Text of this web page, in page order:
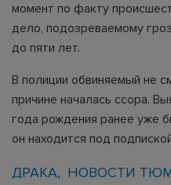
момент по факту
дело, подозреваемому
до пяти лет.
В полиции обвиняемый не
причине началась ссора.
года рождения ранее уже
он находится под
ДРАКА НОВОСТИ